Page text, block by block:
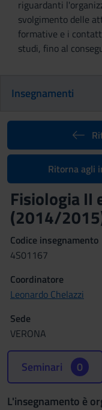
riguardanti
svolgimento delle
formative e i
studi, fino al
Insegnamenti
Ritorna agli
Fisiologia II
(2014/
Codice insegnamento
4S01167
Coordinatore
Leonardo Chelazzi
Sede
VERONA
Seminari 0
L'insegnamento è